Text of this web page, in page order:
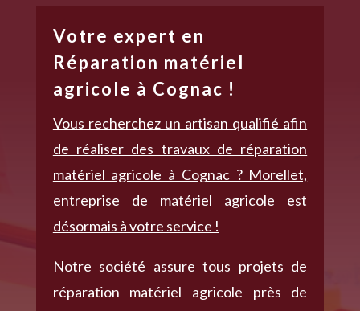
Votre expert en
Réparation matériel
agricole à Cognac !
Vous recherchez un artisan qualifié afin
de réaliser des travaux de réparation
matériel agricole à Cognac ? Morellet,
entreprise de matériel agricole est
désormais à votre service !
Notre société assure tous projets de
réparation matériel agricole près de